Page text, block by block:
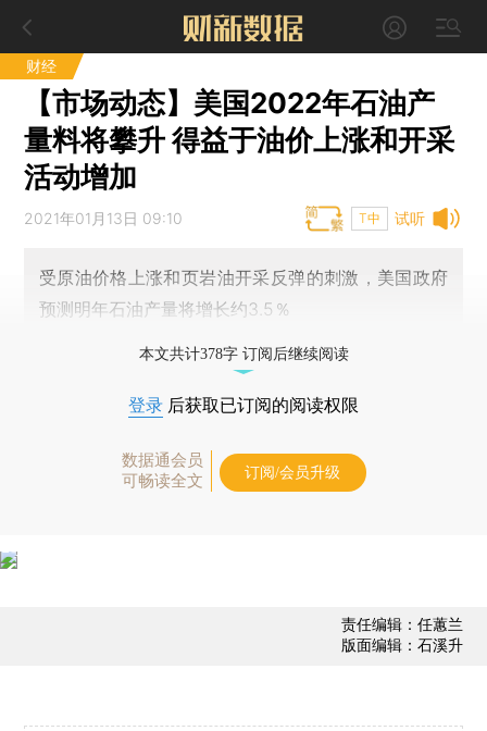
财经
【市场动态】美国2022年石油产
量料将攀升 得益于油价上涨和开采
活动增加
试听
2021年01月13日 09:10 T中
受原油价格上涨和页岩油开采反弹的刺激，美国政府
预测明年石油产量将增长约3.5％
本文共计378字 订阅后继续阅读
登录 后获取已订阅的阅读权限
数据通会员
可畅读全文
订阅/会员升级
责任编辑：任蕙兰
版面编辑：石溪升